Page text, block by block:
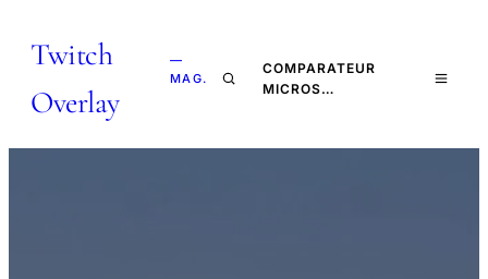
Twitch
Overlay
—
MAG.
COMPARATEUR
MICROS…